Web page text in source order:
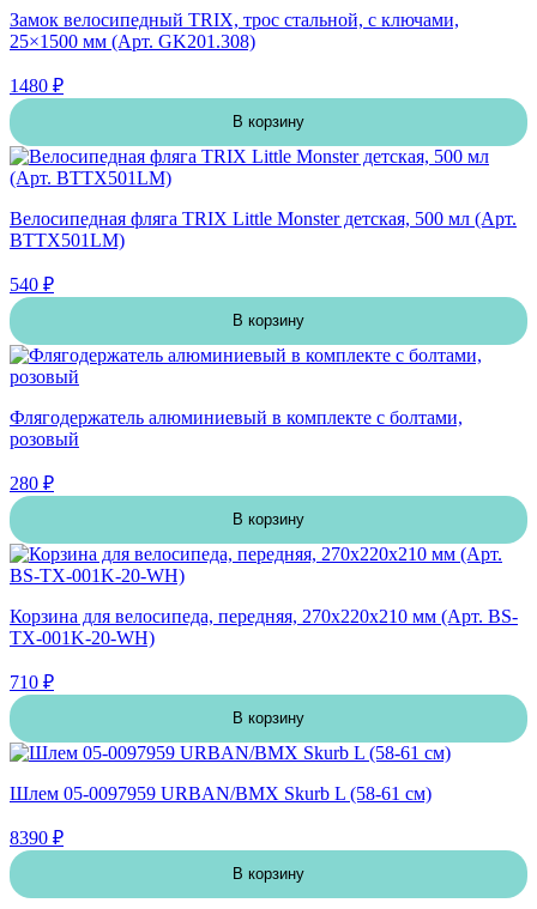
Замок велосипедный TRIX, трос стальной, с ключами,
25×1500 мм (Арт. GK201.308)
1480 ₽
В корзину
Велосипедная фляга TRIX Little Monster детская, 500 мл (Арт.
BTTX501LM)
540 ₽
В корзину
Флягодержатель алюминиевый в комплекте с болтами,
розовый
280 ₽
В корзину
Корзина для велосипеда, передняя, 270х220х210 мм (Арт. BS-
TX-001K-20-WH)
710 ₽
В корзину
Шлем 05-0097959 URBAN/BMX Skurb L (58-61 см)
8390 ₽
В корзину